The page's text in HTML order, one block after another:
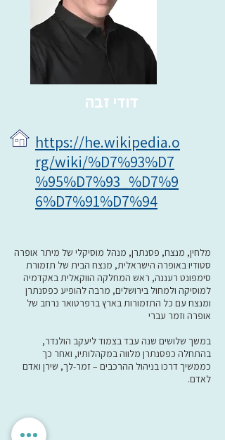
דודי זבה
https://he.wikipedia.o
rg/wiki/%D7%93%D7
%95%D7%93_%D7%9
6%D7%91%D7%94
מלחין, מנצח, פסנתרן, מנהל מוסיקלי של מיתר אופרה
סטודיו באופרה הישראלית, מנצח הבית של תזמורת
סימפונט רעננה, ראש המחלקה הווקאלית באקדמיה
למוסיקה ולמחול בירושלים, מרבה להופיע כפסנתרן
ומנצח עם כל התזמורות בארץ ברפרטואר נרחב של
אופרה וזמר עברי
במשך שלושים שנה עבד בצמוד ליעקב הולנדר,
בהתחלה כפסנתרן מלווה במקהלותיו, ואחר כך
כממשיך דרכו בניהול ההרכבים – זמר-לך, שירן ואדם
לאדם.